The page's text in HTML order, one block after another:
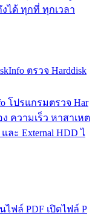
ได้ ทุกที่ ทุกเวลา
ตรวจ Harddisk
โปรแกรมตรวจ Har
ความเร็ว หาสาเหต
ละ External HDD ไ
ไฟล์ PDF เปิดไฟล์ P